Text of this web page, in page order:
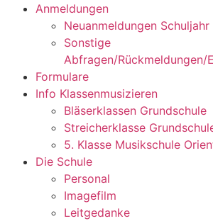
Anmeldungen
Neuanmeldungen
Sonstige
Abfragen/Rückmeldungen/
Formulare
Info Klassenmusizieren
Bläserklassen Grundschule
Streicherklasse
5. Klasse Musikschule
Die Schule
Personal
Imagefilm
Leitgedanke